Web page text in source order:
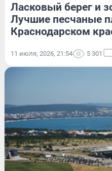
Ласковый берег и
Лучшие песчаные
Краснодарском
11 июля, 2026, 21:54 5 301